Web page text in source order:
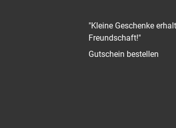
"Kleine Geschenke
Freundschaft!"
Gutschein bestellen